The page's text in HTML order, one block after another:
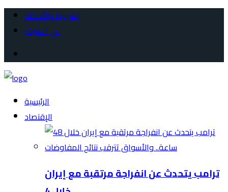
الشروط والأحكام
عن المؤشر
الرئيسية
الإقتصاد
ترامب يتحدث عن انفراجة مرتقبة مع إيران